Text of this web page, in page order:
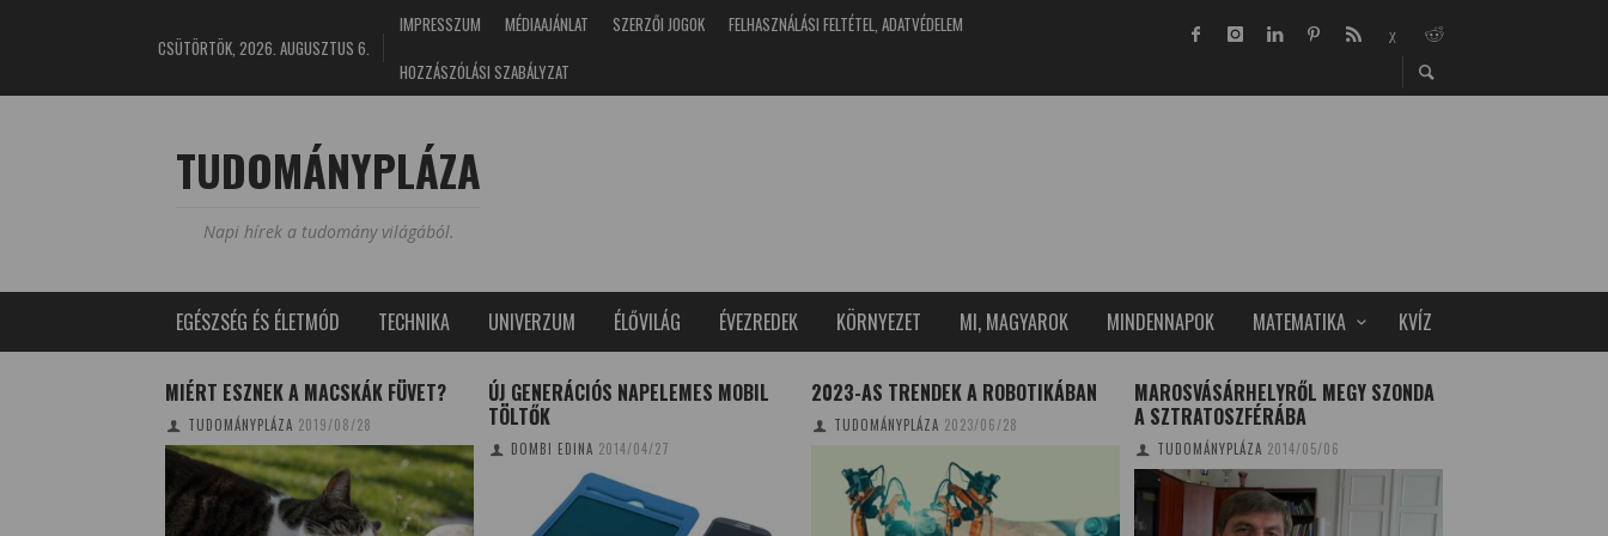
CSÜTÖRTÖK, 2026. AUGUSZTUS 6.
IMPRESSZUM MÉDIAAJÁNLAT SZERZŐI JOGOK
FELHASZNÁLÁSI FELTÉTEL, ADATVÉDELEM
HOZZÁSZÓLÁSI SZABÁLYZAT
TUDOMÁNYPLÁZA
Napi hírek a tudomány világából.
EGÉSZSÉG ÉS ÉLETMÓD TECHNIKA UNIVERZUM ÉLŐVILÁG ÉVEZREDEK KÖRNYEZET MI, MAGYAROK MINDENNAPOK MATEMATIKA KVÍZ
MIÉRT ESZNEK A MACSKÁK FÜVET?
TUDOMÁNYPLÁZA 2019/08/28
ÚJ GENERÁCIÓS NAPELEMES MOBIL
TÖLTŐK
DOMBI EDINA 2014/04/27
2023-AS TRENDEK A ROBOTIKÁBAN
TUDOMÁNYPLÁZA 2023/06/28
MAROSVÁSÁRHELYRŐL MEGY SZONDA
A SZTRATOSZFÉRÁBA
TUDOMÁNYPLÁZA 2014/05/06